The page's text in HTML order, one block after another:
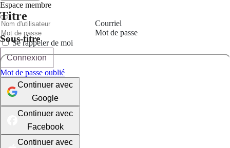
Titre
Sous-titre
Espace membre
Courriel
Mot de passe
Se rappeler de moi
Connexion
Mot de passe oublié
Continuer avec
Google
Continuer avec
Facebook
Continuer avec